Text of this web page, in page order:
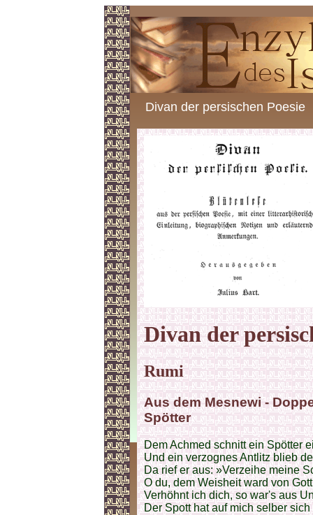
Divan der persischen Poesie
Divan der
Rumi
Aus dem Mesnewi -
Spötter
Dem Achmed schnitt ein Spötter
Und ein verzognes Antlitz blieb
Da rief er aus: »Verzeihe meine
O du, dem Weisheit ward von
Verhöhnt ich dich, so war's aus
Der Spott hat auf mich selber